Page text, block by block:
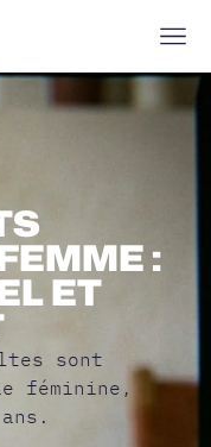
:
ET
sont
féminine,